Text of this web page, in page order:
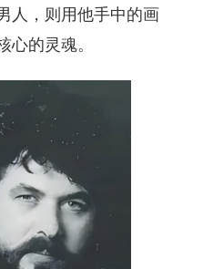
人，则用他手中的画
心的灵魂。